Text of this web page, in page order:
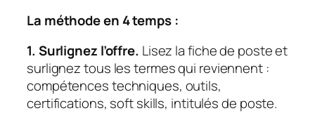
La méthode en 4 temps :
1. Surlignez l’offre. Lisez la fiche de poste et
surlignez tous les termes qui reviennent :
compétences techniques, outils,
certifications, soft skills, intitulés de poste.